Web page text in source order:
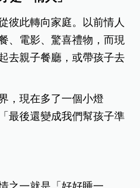
彼此轉向家庭。以前情人
、電影、驚喜禮物，而現
去親子餐廳，或帶孩子去
，現在多了一個小燈
最後還變成我們幫孩子準